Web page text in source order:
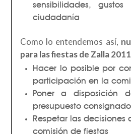
sensibilidades,
ciudadanía
Como lo entendemos así,
para las fiestas de Zalla 2011
Hacer lo posible por
participación en la
Poner a disposición
presupuesto
Respetar las decisiones
comisión de fiestas